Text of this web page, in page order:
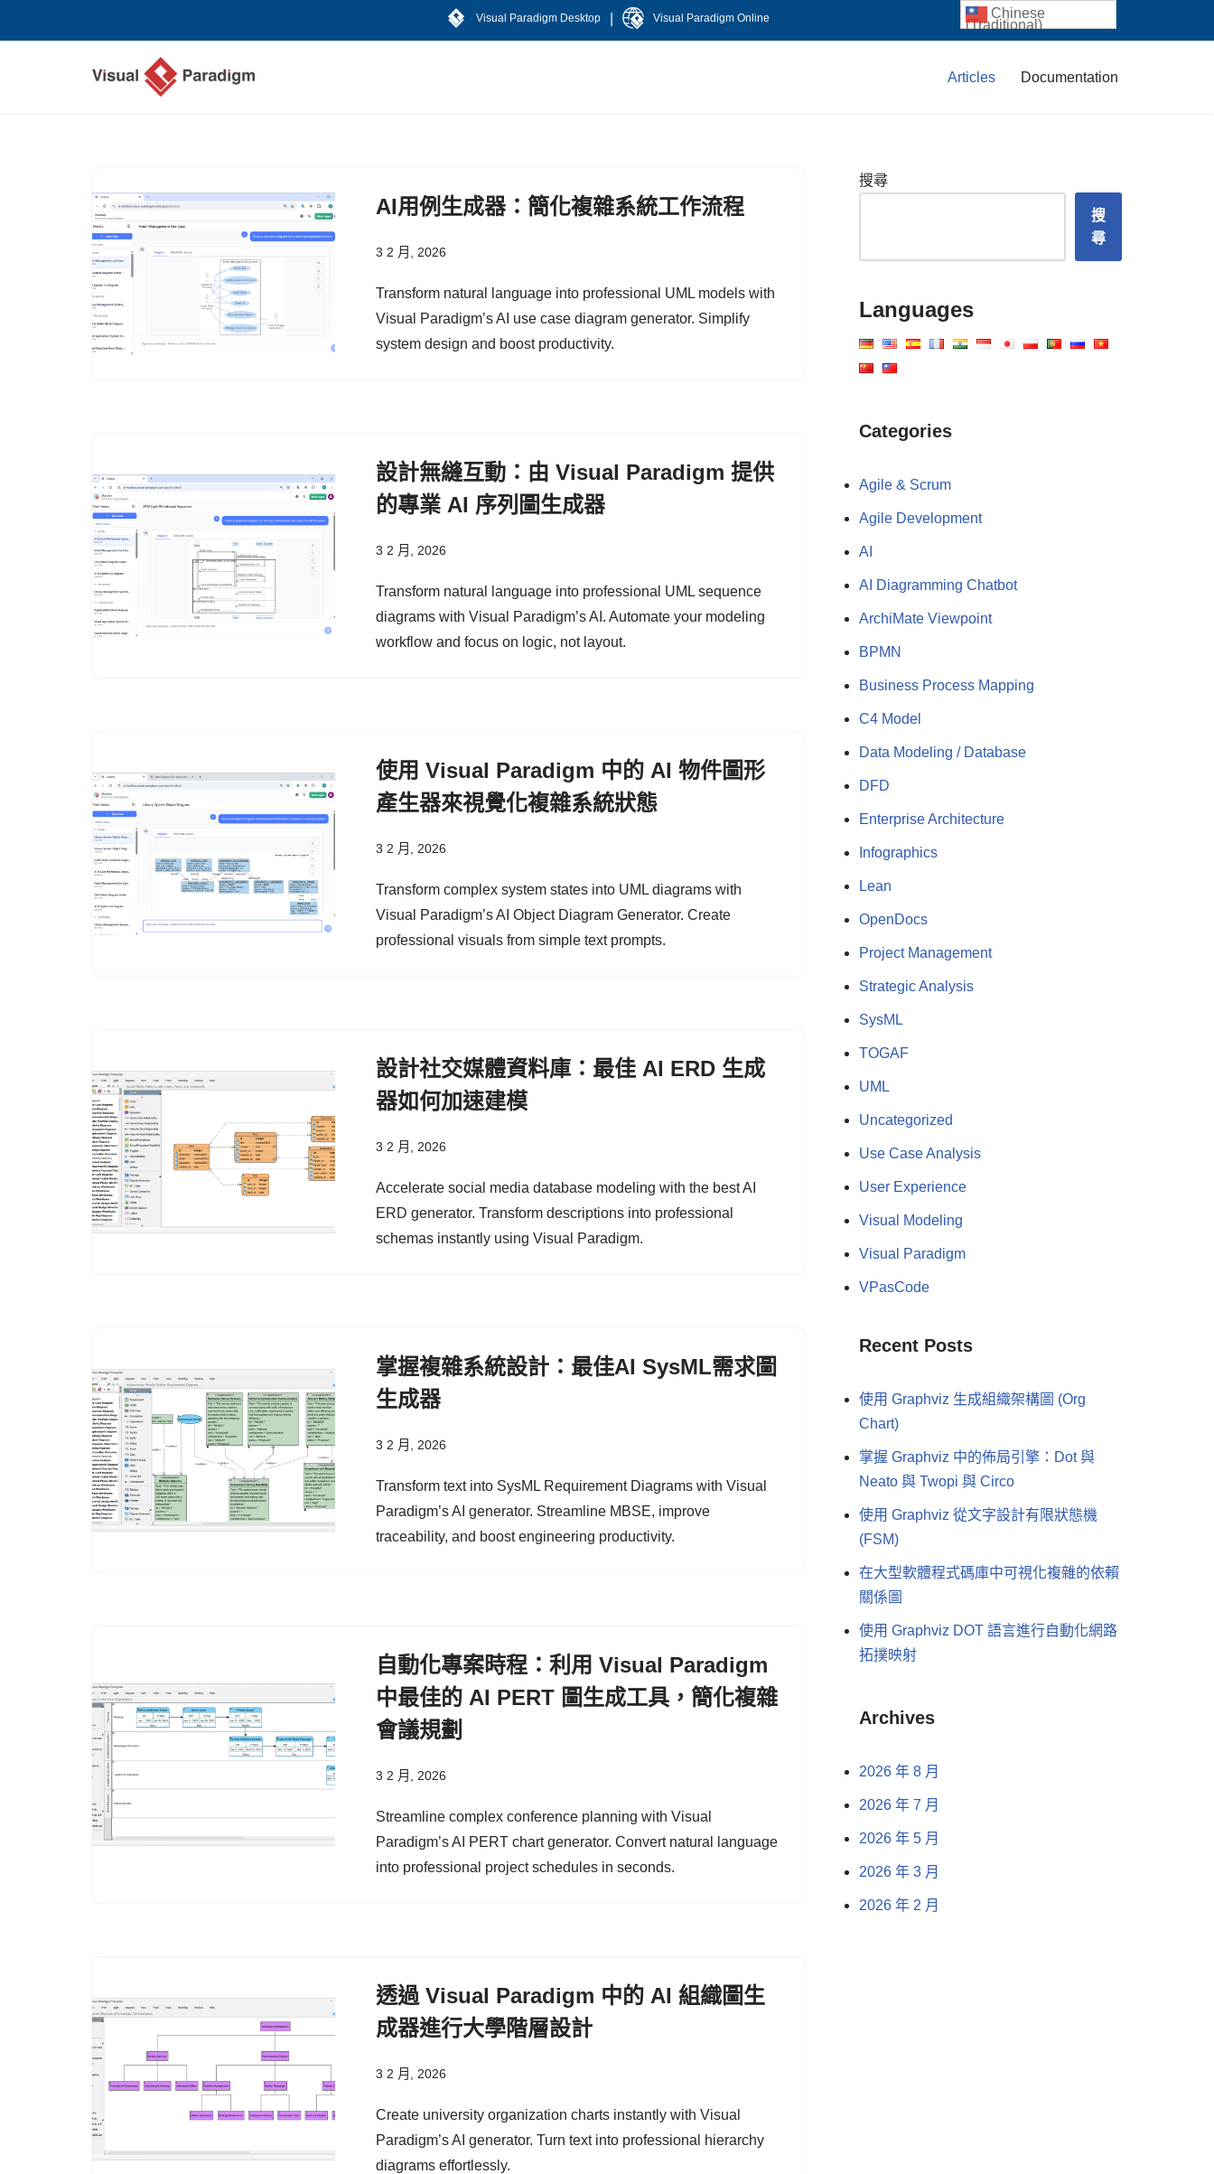
Visual Paradigm Desktop Visual Paradigm Online
Articles Documentation
AI用例生成器：簡化複雜系統工作流程
3 2 月, 2026
Transform natural language into professional UML models with
Visual Paradigm’s AI use case diagram generator. Simplify
system design and boost productivity.
設計無縫互動：由 Visual Paradigm 提供
的專業 AI 序列圖生成器
3 2 月, 2026
Transform natural language into professional UML sequence
diagrams with Visual Paradigm’s AI. Automate your modeling
workflow and focus on logic, not layout.
使用 Visual Paradigm 中的 AI 物件圖形
產生器來視覺化複雜系統狀態
3 2 月, 2026
Transform complex system states into UML diagrams with
Visual Paradigm’s AI Object Diagram Generator. Create
professional visuals from simple text prompts.
設計社交媒體資料庫：最佳 AI ERD 生成
器如何加速建模
3 2 月, 2026
Accelerate social media database modeling with the best AI
ERD generator. Transform descriptions into professional
schemas instantly using Visual Paradigm.
掌握複雜系統設計：最佳AI SysML需求圖
生成器
3 2 月, 2026
Transform text into SysML Requirement Diagrams with Visual
Paradigm’s AI generator. Streamline MBSE, improve
traceability, and boost engineering productivity.
自動化專案時程：利用 Visual Paradigm
中最佳的 AI PERT 圖生成工具，簡化複雜
會議規劃
3 2 月, 2026
Streamline complex conference planning with Visual
Paradigm’s AI PERT chart generator. Convert natural language
into professional project schedules in seconds.
透過 Visual Paradigm 中的 AI 組織圖生
成器進行大學階層設計
3 2 月, 2026
Create university organization charts instantly with Visual
Paradigm’s AI generator. Turn text into professional hierarchy
diagrams effortlessly.
搜尋
搜
尋
Languages
Categories
Agile & Scrum
Agile Development
AI
AI Diagramming Chatbot
ArchiMate Viewpoint
BPMN
Business Process Mapping
C4 Model
Data Modeling / Database
DFD
Enterprise Architecture
Infographics
Lean
OpenDocs
Project Management
Strategic Analysis
SysML
TOGAF
UML
Uncategorized
Use Case Analysis
User Experience
Visual Modeling
Visual Paradigm
VPasCode
Recent Posts
使用 Graphviz 生成組織架構圖 (Org
Chart)
掌握 Graphviz 中的佈局引擎：Dot 與
Neato 與 Twopi 與 Circo
使用 Graphviz 從文字設計有限狀態機
(FSM)
在大型軟體程式碼庫中可視化複雜的依賴
關係圖
使用 Graphviz DOT 語言進行自動化網路
拓撲映射
Archives
2026 年 8 月
2026 年 7 月
2026 年 5 月
2026 年 3 月
2026 年 2 月
Chinese
(Traditional)